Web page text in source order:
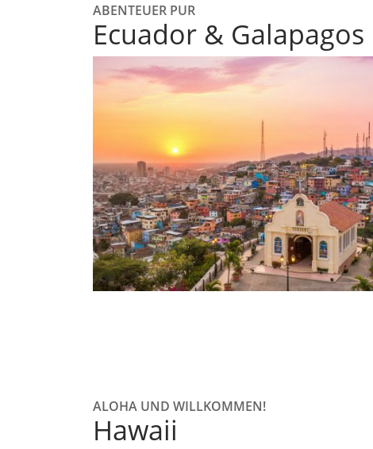
ABENTEUER PUR
Ecuador & Galapagos
ALOHA UND WILLKOMMEN!
Hawaii